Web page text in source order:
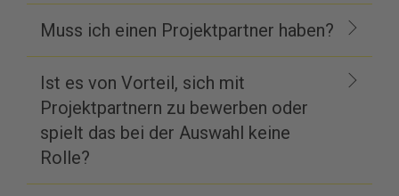
Muss ich einen Projektpartner haben?
Ist es von Vorteil, sich mit
Projektpartnern zu bewerben oder
spielt das bei der Auswahl keine
Rolle?